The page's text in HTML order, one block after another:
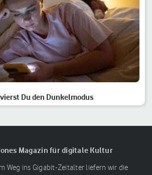
Du den Dunkelmodus
Magazin für digitale Kultur
Weg ins Gigabit-Zeitalter liefern wir die